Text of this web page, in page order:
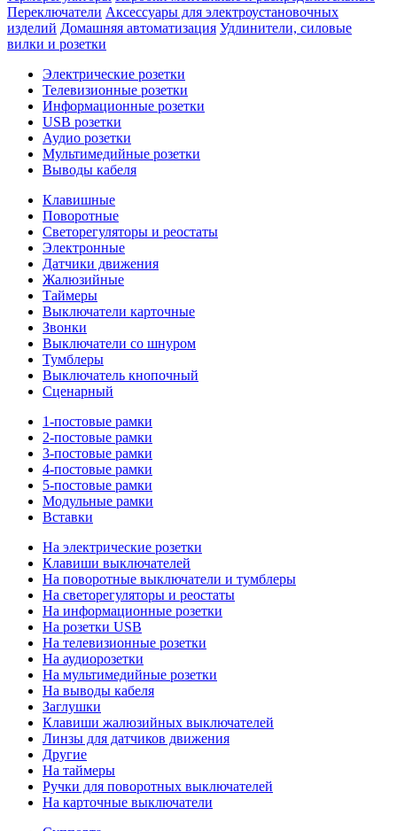
Переключатели Аксессуары для электроустановочных
изделий Домашняя автоматизация Удлинители, силовые
вилки и розетки
Электрические розетки
Телевизионные розетки
Информационные розетки
USB розетки
Аудио розетки
Мультимедийные розетки
Выводы кабеля
Клавишные
Поворотные
Светорегуляторы и реостаты
Электронные
Датчики движения
Жалюзийные
Таймеры
Выключатели карточные
Звонки
Выключатели со шнуром
Тумблеры
Выключатель кнопочный
Сценарный
1-постовые рамки
2-постовые рамки
3-постовые рамки
4-постовые рамки
5-постовые рамки
Модульные рамки
Вставки
На электрические розетки
Клавиши выключателей
На поворотные выключатели и тумблеры
На светорегуляторы и реостаты
На информационные розетки
На розетки USB
На телевизионные розетки
На аудиорозетки
На мультимедийные розетки
На выводы кабеля
Заглушки
Клавиши жалюзийных выключателей
Линзы для датчиков движения
Другие
На таймеры
Ручки для поворотных выключателей
На карточные выключатели